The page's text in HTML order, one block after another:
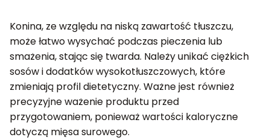
Konina, ze względu na niską zawartość tłuszczu,
może łatwo wysychać podczas pieczenia lub
smażenia, stając się twarda. Należy unikać ciężkich
sosów i dodatków wysokotłuszczowych, które
zmieniają profil dietetyczny. Ważne jest również
precyzyjne ważenie produktu przed
przygotowaniem, ponieważ wartości kaloryczne
dotyczą mięsa surowego.